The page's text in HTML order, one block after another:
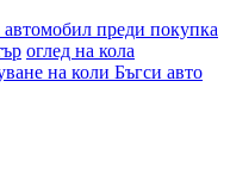
автомобил преди покупка
оглед на кола
на коли Бъгси авто